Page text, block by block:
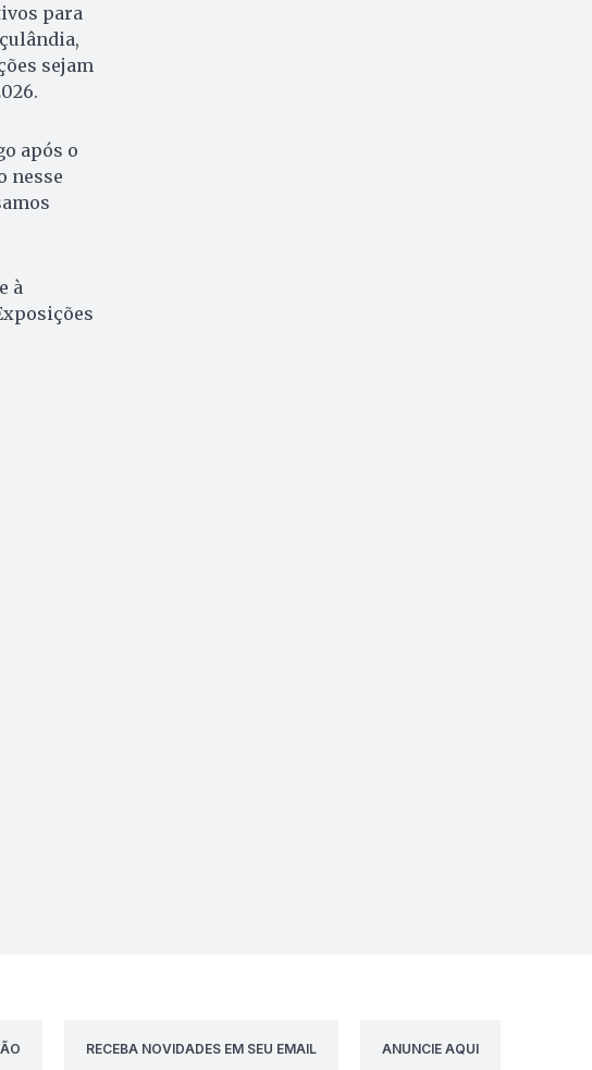
para
sejam
após o
nesse
à
RECEBA NOVIDADES EM SEU EMAIL ANUNCIE AQUI